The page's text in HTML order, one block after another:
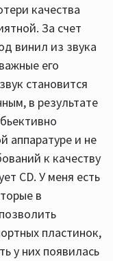
качества
За счет
винил из звука
его
становится
в результате
аппаратуре и не
к качеству
CD. У меня есть
в
пластинок,
у них появилась